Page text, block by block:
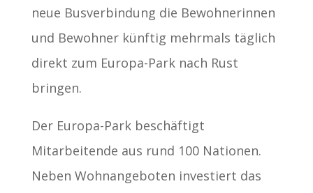
neue Busverbindung die Bewohnerinnen
und Bewohner künftig mehrmals täglich
direkt zum Europa-Park nach Rust
bringen.
Der Europa-Park beschäftigt
Mitarbeitende aus rund 100 Nationen.
Neben Wohnangeboten investiert das